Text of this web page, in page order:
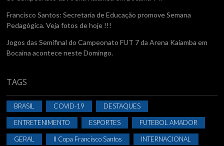
Francisco Santos: Secretaria de Educação promove Semana
Pedagógica. Veja fotos de hoje !!!
Jogos das Semifinal do Campeonato FUT 7 da Arena Kaiamba em
Bocaina acontece neste Domingo.
TAGS
BRASIL COVID-19 DESTAQUES
ENTRETENIMENTO ESPORTES FUTEBOL AMADOR
GERAL II Copa Francisco Santos INTERNACIONAL